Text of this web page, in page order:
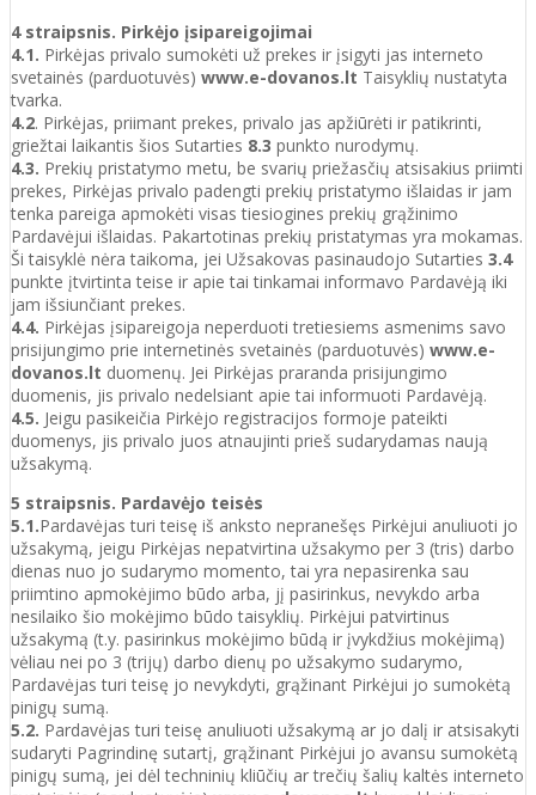
4 straipsnis. Pirkėjo įsipareigojimai
4.1. Pirkėjas privalo sumokėti už prekes ir įsigyti jas interneto
svetainės (parduotuvės) www.e-dovanos.lt Taisyklių nustatyta
tvarka.
4.2. Pirkėjas, priimant prekes, privalo jas apžiūrėti ir patikrinti,
griežtai laikantis šios Sutarties 8.3 punkto nurodymų.
4.3. Prekių pristatymo metu, be svarių priežasčių atsisakius priimti
prekes, Pirkėjas privalo padengti prekių pristatymo išlaidas ir jam
tenka pareiga apmokėti visas tiesiogines prekių grąžinimo
Pardavėjui išlaidas. Pakartotinas prekių pristatymas yra mokamas.
Ši taisyklė nėra taikoma, jei Užsakovas pasinaudojo Sutarties 3.4
punkte įtvirtinta teise ir apie tai tinkamai informavo Pardavėją iki
jam išsiunčiant prekes.
4.4. Pirkėjas įsipareigoja neperduoti tretiesiems asmenims savo
prisijungimo prie internetinės svetainės (parduotuvės) www.e-
dovanos.lt duomenų. Jei Pirkėjas praranda prisijungimo
duomenis, jis privalo nedelsiant apie tai informuoti Pardavėją.
4.5. Jeigu pasikeičia Pirkėjo registracijos formoje pateikti
duomenys, jis privalo juos atnaujinti prieš sudarydamas naują
užsakymą.
5 straipsnis. Pardavėjo teisės
5.1.Pardavėjas turi teisę iš anksto nepranešęs Pirkėjui anuliuoti jo
užsakymą, jeigu Pirkėjas nepatvirtina užsakymo per 3 (tris) darbo
dienas nuo jo sudarymo momento, tai yra nepasirenka sau
priimtino apmokėjimo būdo arba, jį pasirinkus, nevykdo arba
nesilaiko šio mokėjimo būdo taisyklių. Pirkėjui patvirtinus
užsakymą (t.y. pasirinkus mokėjimo būdą ir įvykdžius mokėjimą)
vėliau nei po 3 (trijų) darbo dienų po užsakymo sudarymo,
Pardavėjas turi teisę jo nevykdyti, grąžinant Pirkėjui jo sumokėtą
pinigų sumą.
5.2. Pardavėjas turi teisę anuliuoti užsakymą ar jo dalį ir atsisakyti
sudaryti Pagrindinę sutartį, grąžinant Pirkėjui jo avansu sumokėtą
pinigų sumą, jei dėl techninių kliūčių ar trečių šalių kaltės interneto